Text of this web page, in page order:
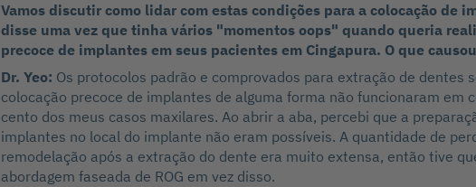
Vamos discutir como lidar com estas condições para a colocação de
disse uma vez que tinha vários "momentos oops" quando queria
precoce de implantes em seus pacientes em Cingapura. O que
Dr. Yeo: Os protocolos padrão e comprovados para extração de dentes
colocação precoce de implantes de alguma forma não funcionaram em
cento dos meus casos maxilares. Ao abrir a aba, percebi que a
implantes no local do implante não eram possíveis. A quantidade de
remodelação após a extração do dente era muito extensa, então tive
abordagem faseada de ROG em vez disso.